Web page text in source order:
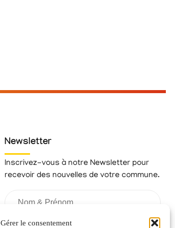
Gérer le consentement
Newsletter
Inscrivez-vous à notre Newsletter pour
recevoir des nouvelles de votre commune.